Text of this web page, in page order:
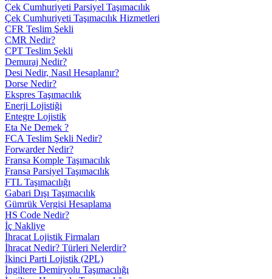
Çek Cumhuriyeti Parsiyel Taşımacılık
Çek Cumhuriyeti Taşımacılık Hizmetleri
CFR Teslim Şekli
CMR Nedir?
CPT Teslim Şekli
Demuraj Nedir?
Desi Nedir, Nasıl Hesaplanır?
Dorse Nedir?
Ekspres Taşımacılık
Enerji Lojistiği
Entegre Lojistik
Eta Ne Demek ?
FCA Teslim Şekli Nedir?
Forwarder Nedir?
Fransa Komple Taşımacılık
Fransa Parsiyel Taşımacılık
FTL Taşımacılığı
Gabari Dışı Taşımacılık
Gümrük Vergisi Hesaplama
HS Code Nedir?
İç Nakliye
İhracat Lojistik Firmaları
İhracat Nedir? Türleri Nelerdir?
İkinci Parti Lojistik (2PL)
İngiltere Demiryolu Taşımacılığı